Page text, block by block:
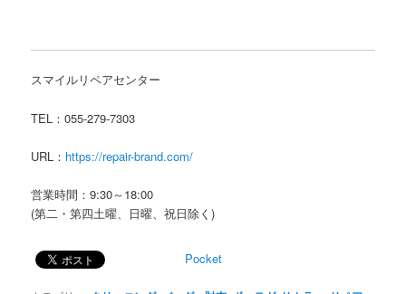
スマイルリペアセンター
TEL：055-279-7303
URL： https://repair-brand.com/
営業時間：9:30～18:00
(第二・第四土曜、日曜、祝日除く)
Pocket